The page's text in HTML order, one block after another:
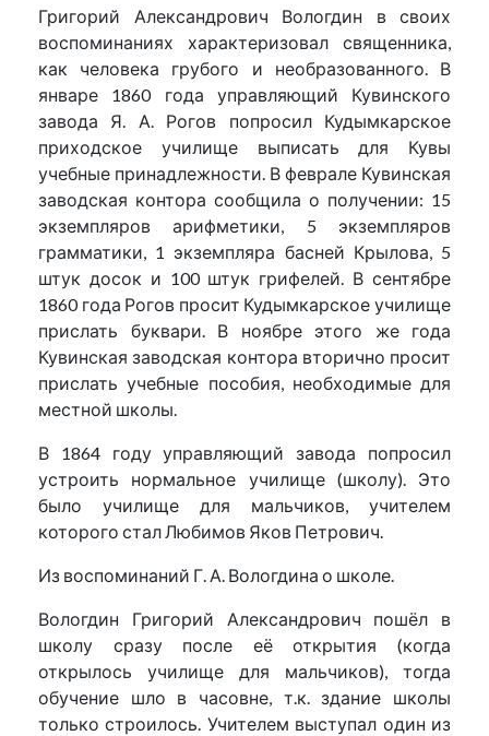
Григорий Александрович Вологдин в своих
воспоминаниях характеризовал священника,
как человека грубого и необразованного. В
январе 1860 года управляющий Кувинского
завода Я. А. Рогов попросил Кудымкарское
приходское училище выписать для Кувы
учебные принадлежности. В феврале Кувинская
заводская контора сообщила о получении: 15
экземпляров арифметики, 5 экземпляров
грамматики, 1 экземпляра басней Крылова, 5
штук досок и 100 штук грифелей. В сентябре
1860 года Рогов просит Кудымкарское училище
прислать буквари. В ноябре этого же года
Кувинская заводская контора вторично просит
прислать учебные пособия, необходимые для
местной школы.
В 1864 году управляющий завода попросил
устроить нормальное училище (школу). Это
было училище для мальчиков, учителем
которого стал Любимов Яков Петрович.
Из воспоминаний Г. А. Вологдина о школе.
Вологдин Григорий Александрович пошёл в
школу сразу после её открытия (когда
открылось училище для мальчиков), тогда
обучение шло в часовне, т.к. здание школы
только строилось. Учителем выступал один из